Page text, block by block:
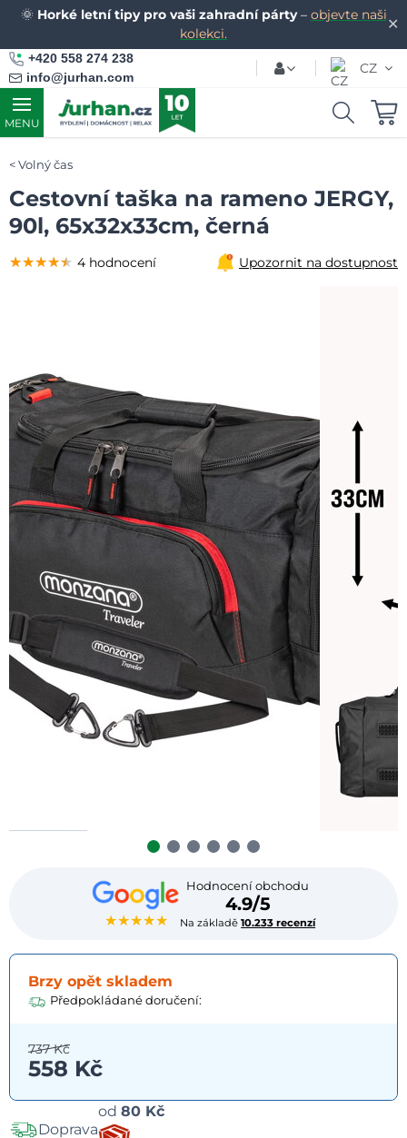
✕
🌞 Horké letní tipy pro vaši zahradní párty– objevte naši
kolekci.
+420 558 274 238
info@jurhan.com
CZ
MENU
Volný čas
Cestovní taška na rameno JERGY,
90l, 65x32x33cm, černá
★★★★★
Hodnocení obchodu
4.9/5
Na základě10.233 recenzí
★★★★★
★★★★★
★★★★★ 4 hodnocení Upozornit na dostupnost
Brzy opět skladem
Předpokládané doručení:
558 Kč
737 Kč
Doprava
od 80 Kč